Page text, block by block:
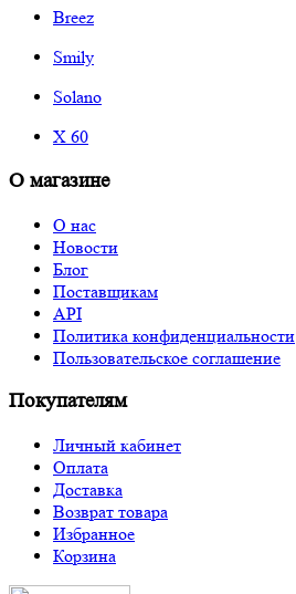
Breez
Smily
Solano
X 60
О магазине
О нас
Новости
Блог
Поставщикам
API
Политика конфиденциальности
Пользовательское соглашение
Покупателям
Личный кабинет
Оплата
Доставка
Возврат товара
Избранное
Корзина